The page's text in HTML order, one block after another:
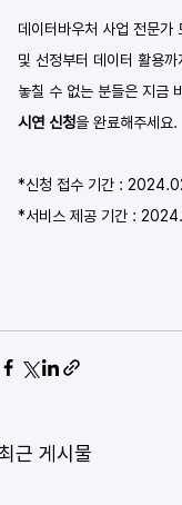
데이터바우처 사업 전문가
및 선정부터 데이터 활용
놓칠 수 없는 분들은 지금
시연 신청을 완료해주세요.
*신청 접수 기간 :
*서비스 제공 기간 :
근 게시물